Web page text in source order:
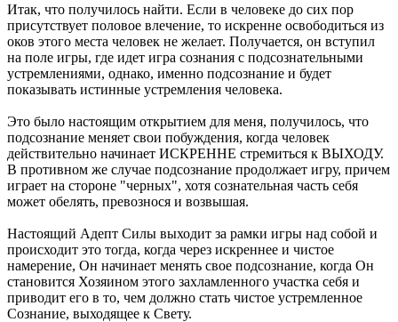
Итак, что получилось найти. Если в человеке до сих пор
присутствует половое влечение, то искренне освободиться из
оков этого места человек не желает. Получается, он вступил
на поле игры, где идет игра сознания с подсознательными
устремлениями, однако, именно подсознание и будет
показывать истинные устремления человека.
Это было настоящим открытием для меня, получилось, что
подсознание меняет свои побуждения, когда человек
действительно начинает ИСКРЕННЕ стремиться к ВЫХОДУ.
В противном же случае подсознание продолжает игру, причем
играет на стороне "черных", хотя сознательная часть себя
может обелять, превознося и возвышая.
Настоящий Адепт Силы выходит за рамки игры над собой и
происходит это тогда, когда через искреннее и чистое
намерение, Он начинает менять свое подсознание, когда Он
становится Хозяином этого захламленного участка себя и
приводит его в то, чем должно стать чистое устремленное
Сознание, выходящее к Свету.